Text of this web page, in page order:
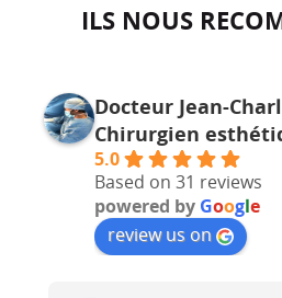
ILS NOUS
Docteur Jean-
Chirurgien
5.0
Based on 31 reviews
powered by Google
review us on